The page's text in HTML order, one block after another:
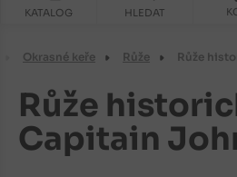
KATALOG HLEDAT
Okrasné keře Růže Růže
Růže
Capitain